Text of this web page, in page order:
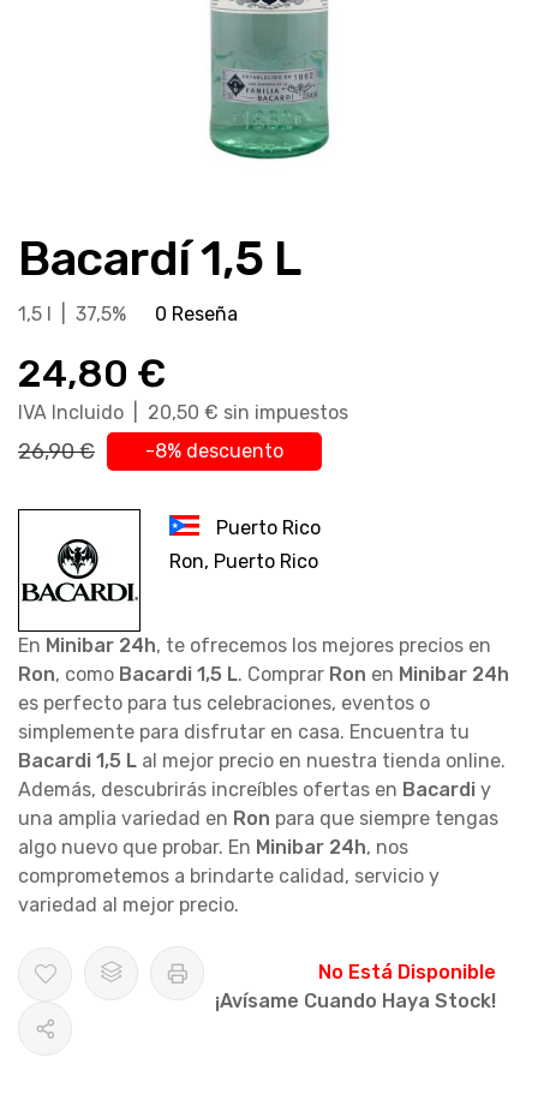
comienzo
de
la
de
imágenes
Bacardí 1,5 L
1,5 l | 37,5% 0 Reseña
24,80 €
IVA Incluido | 20,50 € sin impuestos
26,90 € -8% descuento
Puerto Rico
Ron, Puerto Rico
En Minibar 24h, te ofrecemos los mejores precios en
Ron, como Bacardi 1,5 L. Comprar Ron en Minibar 24h
es perfecto para tus celebraciones, eventos o
simplemente para disfrutar en casa. Encuentra tu
Bacardi 1,5 L al mejor precio en nuestra tienda online.
Además, descubrirás increíbles ofertas en Bacardi y
una amplia variedad en Ron para que siempre tengas
algo nuevo que probar. En Minibar 24h, nos
comprometemos a brindarte calidad, servicio y
variedad al mejor precio.
No Está Disponible
¡Avísame Cuando Haya Stock!